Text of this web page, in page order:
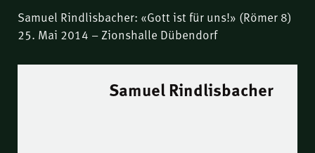
Samuel Rindlisbacher: «Gott ist für uns!» (Römer 8)
25. Mai 2014 – Zionshalle Dübendorf
Samuel Rindlisbacher